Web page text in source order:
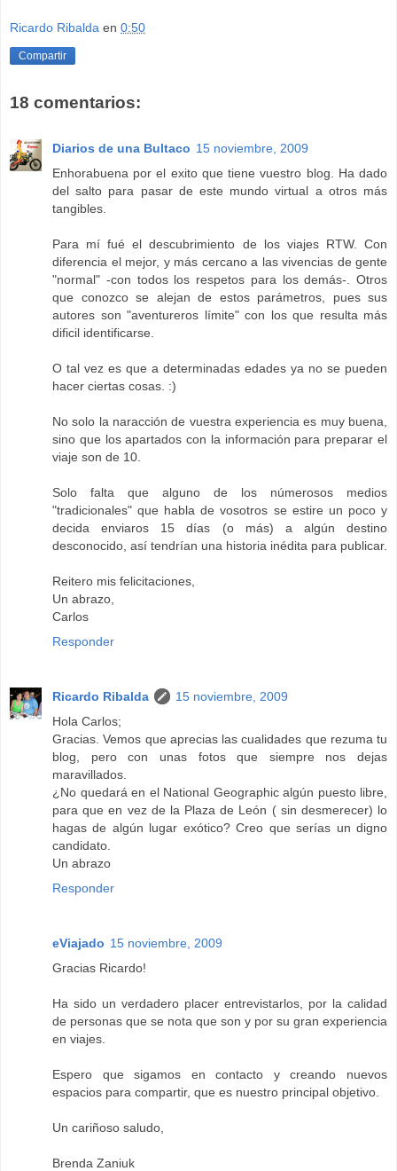
Ricardo Ribalda en 0:50
Compartir
18 comentarios:
Diarios de una Bultaco 15 noviembre, 2009
Enhorabuena por el exito que tiene vuestro blog. Ha dado
del salto para pasar de este mundo virtual a otros más
tangibles.
Para mí fué el descubrimiento de los viajes RTW. Con
diferencia el mejor, y más cercano a las vivencias de gente
"normal" -con todos los respetos para los demás-. Otros
que conozco se alejan de estos parámetros, pues sus
autores son "aventureros límite" con los que resulta más
dificil identificarse.
O tal vez es que a determinadas edades ya no se pueden
hacer ciertas cosas. :)
No solo la naracción de vuestra experiencia es muy buena,
sino que los apartados con la información para preparar el
viaje son de 10.
Solo falta que alguno de los númerosos medios
"tradicionales" que habla de vosotros se estire un poco y
decida enviaros 15 días (o más) a algún destino
desconocido, así tendrían una historia inédita para publicar.
Reitero mis felicitaciones,
Un abrazo,
Carlos
Responder
Ricardo Ribalda
15 noviembre, 2009
Hola Carlos;
Gracias. Vemos que aprecias las cualidades que rezuma tu
blog, pero con unas fotos que siempre nos dejas
maravillados.
¿No quedará en el National Geographic algún puesto libre,
para que en vez de la Plaza de León ( sin desmerecer) lo
hagas de algún lugar exótico? Creo que serías un digno
candidato.
Un abrazo
Responder
eViajado 15 noviembre, 2009
Gracias Ricardo!
Ha sido un verdadero placer entrevistarlos, por la calidad
de personas que se nota que son y por su gran experiencia
en viajes.
Espero que sigamos en contacto y creando nuevos
espacios para compartir, que es nuestro principal objetivo.
Un cariñoso saludo,
Brenda Zaniuk